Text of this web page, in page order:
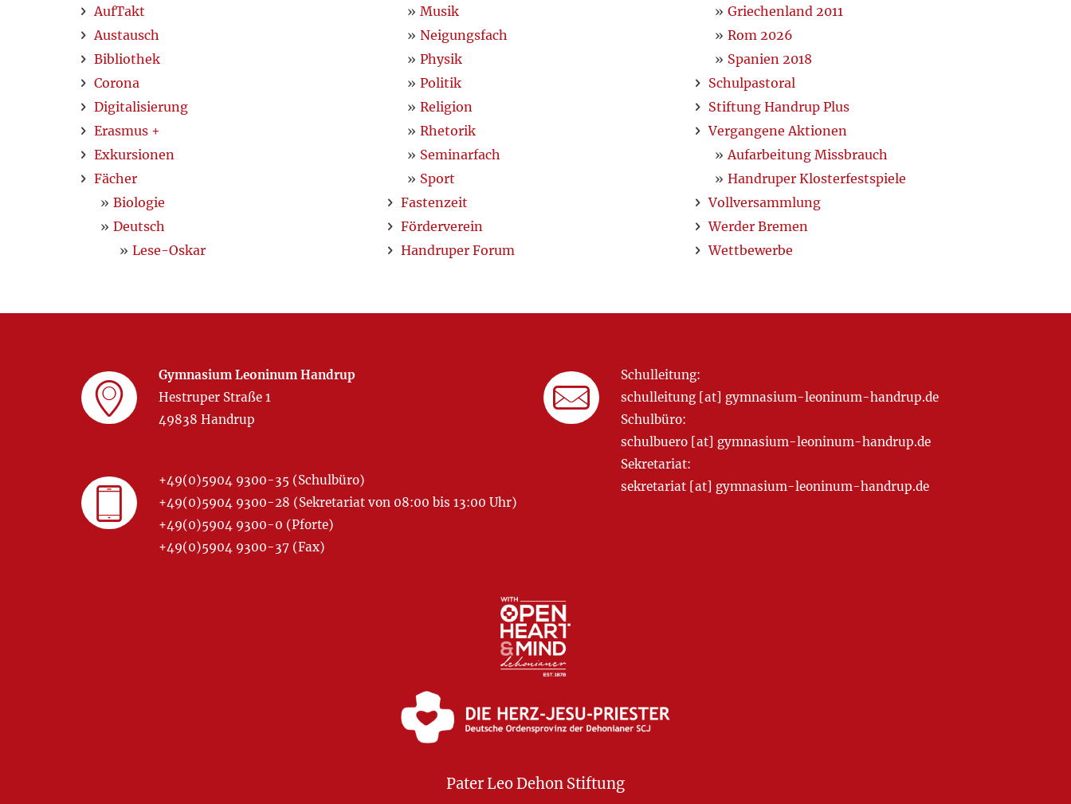
AufTakt
Austausch
Bibliothek
Corona
Digitalisierung
Erasmus +
Exkursionen
Fächer
Biologie
Deutsch
Lese-Oskar
Musik
Neigungsfach
Physik
Politik
Religion
Rhetorik
Seminarfach
Sport
Fastenzeit
Förderverein
Handruper Forum
Griechenland 2011
Rom 2026
Spanien 2018
Schulpastoral
Stiftung Handrup Plus
Vergangene Aktionen
Aufarbeitung Missbrauch
Handruper Klosterfestspiele
Vollversammlung
Werder Bremen
Wettbewerbe
Gymnasium Leoninum Handrup
Hestruper Straße 1
49838 Handrup
+49(0)5904 9300-35 (Schulbüro)
+49(0)5904 9300-28 (Sekretariat von 08:00 bis 13:00 Uhr)
+49(0)5904 9300-0 (Pforte)
+49(0)5904 9300-37 (Fax)
Schulleitung:
schulleitung [at] gymnasium-leoninum-handrup.de
Schulbüro:
schulbuero [at] gymnasium-leoninum-handrup.de
Sekretariat:
sekretariat [at] gymnasium-leoninum-handrup.de
Pater Leo Dehon Stiftung